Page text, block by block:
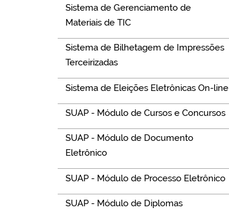
Sistema de Gerenciamento de
Materiais de TIC
Sistema de Bilhetagem de Impressões
Terceirizadas
Sistema de Eleições Eletrônicas On-line
SUAP - Módulo de Cursos e Concursos
SUAP - Módulo de Documento
Eletrônico
SUAP - Módulo de Processo Eletrônico
SUAP - Módulo de Diplomas